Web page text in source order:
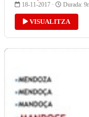
18-11-2017 · Durada:
VISUALITZA